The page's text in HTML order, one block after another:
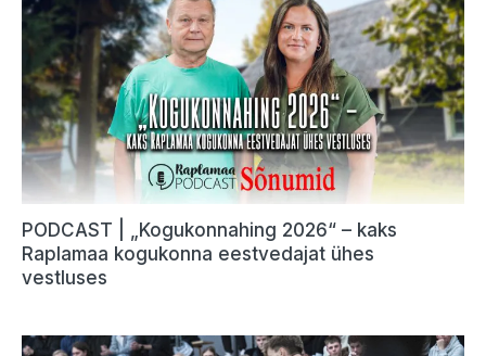
PODCAST | „Kogukonnahing 2026“ – kaks
Raplamaa kogukonna eestvedajat ühes
vestluses